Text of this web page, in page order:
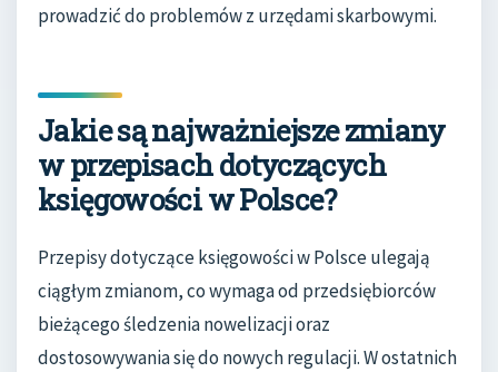
prowadzić do problemów z urzędami skarbowymi.
Jakie są najważniejsze zmiany
w przepisach dotyczących
księgowości w Polsce?
Przepisy dotyczące księgowości w Polsce ulegają
ciągłym zmianom, co wymaga od przedsiębiorców
bieżącego śledzenia nowelizacji oraz
dostosowywania się do nowych regulacji. W ostatnich